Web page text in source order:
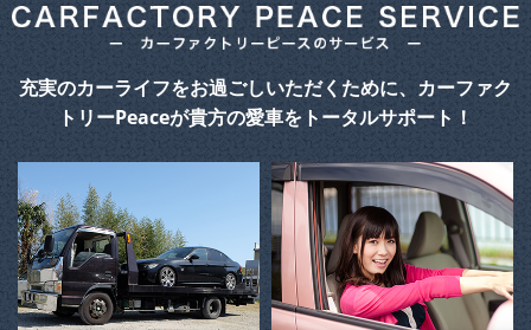
充実のカーライフをお過ごしいただくために、カーファク
トリーPeaceが貴方の愛車をトータルサポート！